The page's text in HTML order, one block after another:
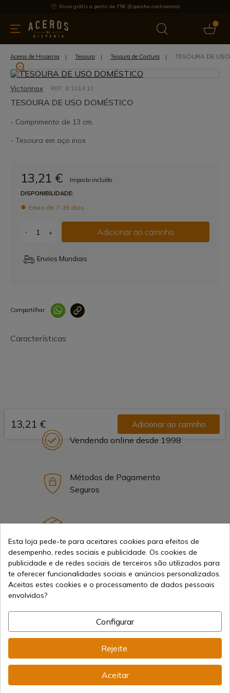
Envio grátis a partir de 75€ (Espanha continental)
0
& Utensílios de cozinha Oferece Últimas notícias
Aceros de Hispania Tesoura Tesoura de Costura TESOURA DE
Victorinox REF: 8.1014.13
TESOURA DE USO DOMÉSTICO
- Comprimento de 13 cm.
- Tesoura em aço inox
13,21 €
Imposto incluído
DISPONIBILIDADE:
Envio de 7-15 dias
- + Adicionar ao carrinho
Envios Mundiais
Compartilhar
Características
13,21 € Adicionar ao carrinho
Vendendo online desde 1998
Métodos de Pagamento
Seguros
Frete Internacional
Informação
info@aceros-de-hispania.com
Esta loja pede-te para aceitares cookies para efeitos de
desempenho, redes sociais e publicidade. Os cookies de
publicidade e de redes sociais de terceiros são utilizados para
te oferecer funcionalidades sociais e anúncios personalizados.
Aceitas estes cookies e o processamento de dados pessoais
envolvidos?
Configurar
Rejeite.
Aceitar